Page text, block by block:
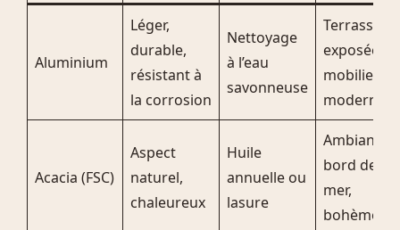
Aluminium
Léger,
durable,
résistant à
la corrosion
Nettoyage
à l’eau
savonneuse
Terrasses
exposées,
mobilier
moderne
Acacia (FSC)
Aspect
naturel,
chaleureux
Huile
annuelle ou
lasure
Ambiances
bord de
mer,
bohème